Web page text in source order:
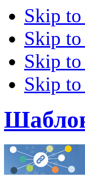
Skip
Skip
Skip
Skip